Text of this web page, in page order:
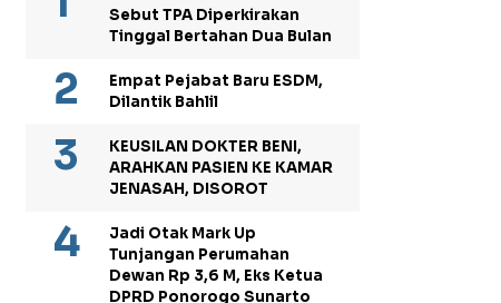
Sebut TPA Diperkirakan
Tinggal Bertahan Dua Bulan
Empat Pejabat Baru ESDM,
Dilantik Bahlil
KEUSILAN DOKTER BENI,
ARAHKAN PASIEN KE KAMAR
JENASAH, DISOROT
Jadi Otak Mark Up
Tunjangan Perumahan
Dewan Rp 3,6 M, Eks Ketua
DPRD Ponorogo Sunarto